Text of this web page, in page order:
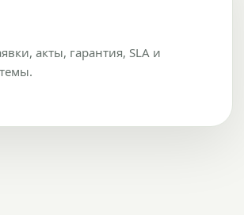
акты, гарантия, SLA и